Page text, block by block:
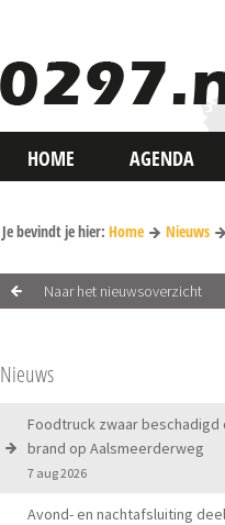
HOME AGENDA
Je bevindt je hier: Home Nieuws
Naar het nieuwsoverzicht
Nieuws
Foodtruck zwaar beschadigd
brand op Aalsmeerderweg
7 aug 2026
Avond- en nachtafsluiting deel